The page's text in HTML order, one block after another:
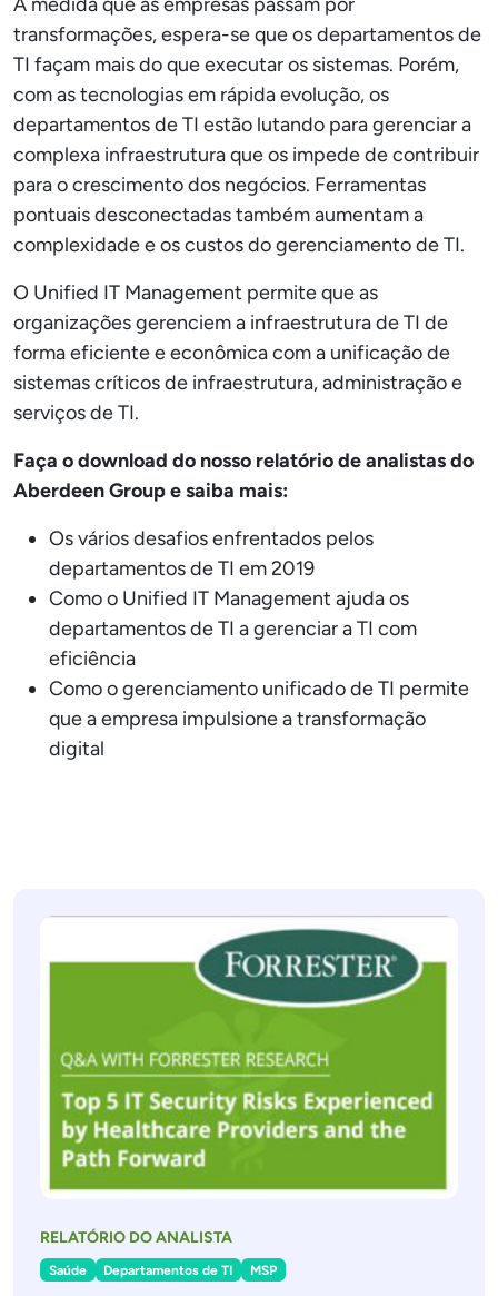
transformações, espera-se que os departamentos de
TI façam mais do que executar os sistemas. Porém,
com as tecnologias em rápida evolução, os
departamentos de TI estão lutando para gerenciar a
complexa infraestrutura que os impede de contribuir
para o crescimento dos negócios. Ferramentas
pontuais desconectadas também aumentam a
complexidade e os custos do gerenciamento de TI.
O Unified IT Management permite que as
organizações gerenciem a infraestrutura de TI de
forma eficiente e econômica com a unificação de
sistemas críticos de infraestrutura, administração e
serviços de TI.
Faça o download do nosso relatório de analistas do
Aberdeen Group e saiba mais:
Os vários desafios enfrentados pelos
departamentos de TI em 2019
Como o Unified IT Management ajuda os
departamentos de TI a gerenciar a TI com
eficiência
Como o gerenciamento unificado de TI permite
que a empresa impulsione a transformação
digital
RELATÓRIO DO ANALISTA
Saúde Departamentos de TI MSP